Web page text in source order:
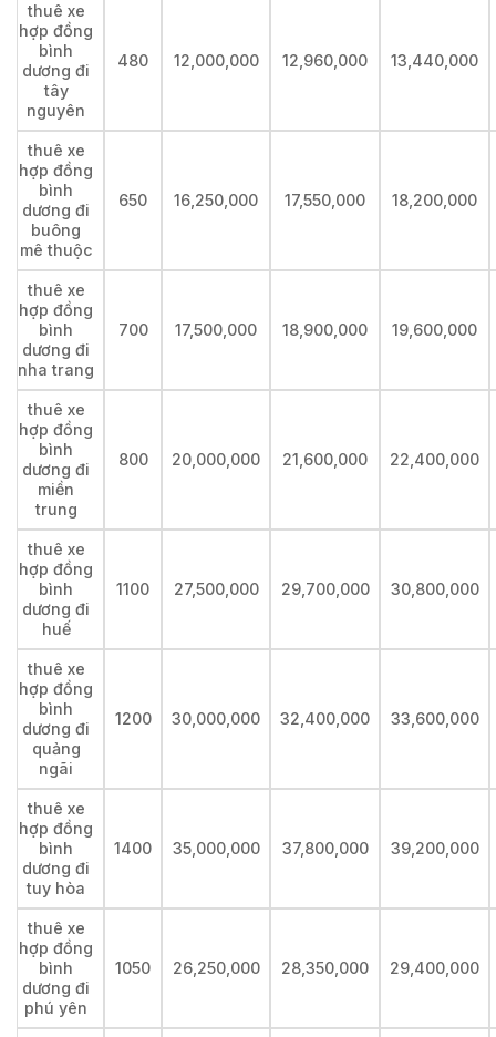
thuê xe
hợp đồng
bình
dương đi
tây
nguyên
480 12,000,000 12,960,000 13,440,000
thuê xe
hợp đồng
bình
dương đi
buông
mê thuộc
650 16,250,000 17,550,000 18,200,000
thuê xe
hợp đồng
bình
dương đi
nha trang
700 17,500,000 18,900,000 19,600,000
thuê xe
hợp đồng
bình
dương đi
miền
trung
800 20,000,000 21,600,000 22,400,000
thuê xe
hợp đồng
bình
dương đi
huế
1100 27,500,000 29,700,000 30,800,000
thuê xe
hợp đồng
bình
dương đi
quảng
ngãi
1200 30,000,000 32,400,000 33,600,000
thuê xe
hợp đồng
bình
dương đi
tuy hòa
1400 35,000,000 37,800,000 39,200,000
thuê xe
hợp đồng
bình
dương đi
phú yên
1050 26,250,000 28,350,000 29,400,000